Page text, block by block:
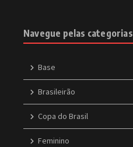
Navegue pelas categorias
Base
Brasileirão
Copa do Brasil
Feminino